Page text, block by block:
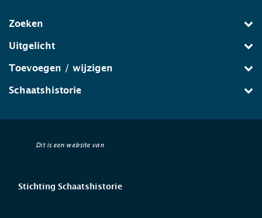
Zoeken
Uitgelicht
Toevoegen / wijzigen
Schaatshistorie
Dit is een website van
Stichting Schaatshistorie